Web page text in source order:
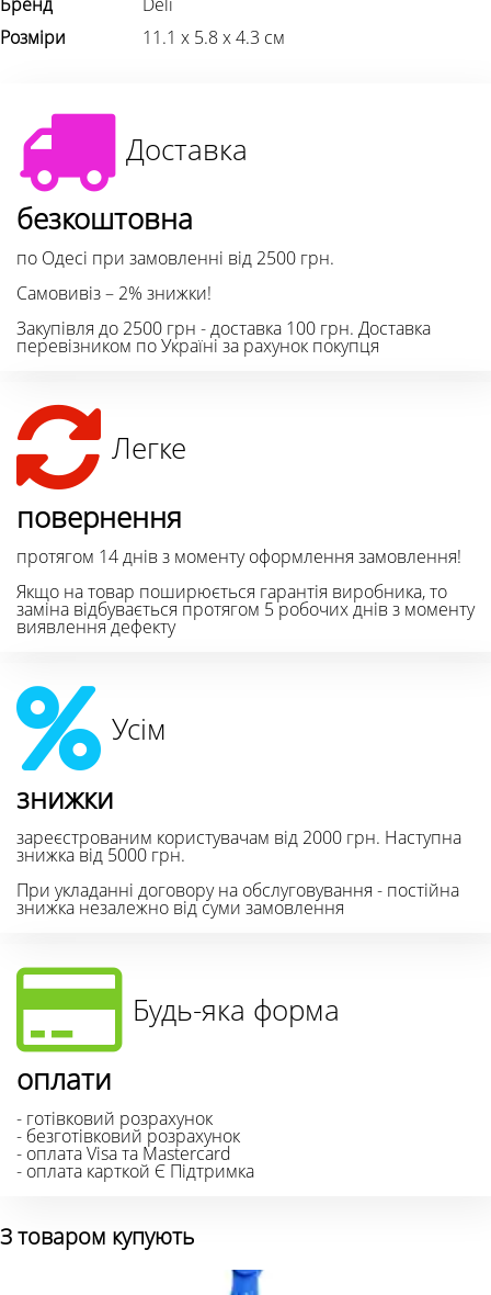
Розміри
11.1 х 5.8 х 4.3 см
Доставка
безкоштовна
по Одесі при замовленні від 2500 грн.
Самовивіз – 2% знижки!
Закупівля до 2500 грн - доставка 100 грн. Доставка
перевізником по Україні за рахунок покупця
Легке
повернення
протягом 14 днів з моменту оформлення замовлення!
Якщо на товар поширюється гарантія виробника, то
заміна відбувається протягом 5 робочих днів з моменту
виявлення дефекту
Усім
знижки
зареєстрованим користувачам від 2000 грн. Наступна
знижка від 5000 грн.
При укладанні договору на обслуговування - постійна
знижка незалежно від суми замовлення
Будь-яка форма
оплати
- готівковий розрахунок
- безготівковий розрахунок
- оплата Visa та Mastercard
- оплата карткой Є Підтримка
З товаром купують